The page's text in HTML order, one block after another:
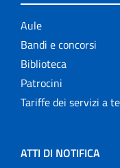
Aule
Bandi e concorsi
Biblioteca
Patrocini
Tariffe dei servizi a
ATTI DI NOTIFICA